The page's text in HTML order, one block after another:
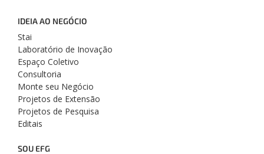
IDEIA AO NEGÓCIO
Stai
Laboratório de Inovação
Espaço Coletivo
Consultoria
Monte seu Negócio
Projetos de Extensão
Projetos de Pesquisa
Editais
SOU EFG